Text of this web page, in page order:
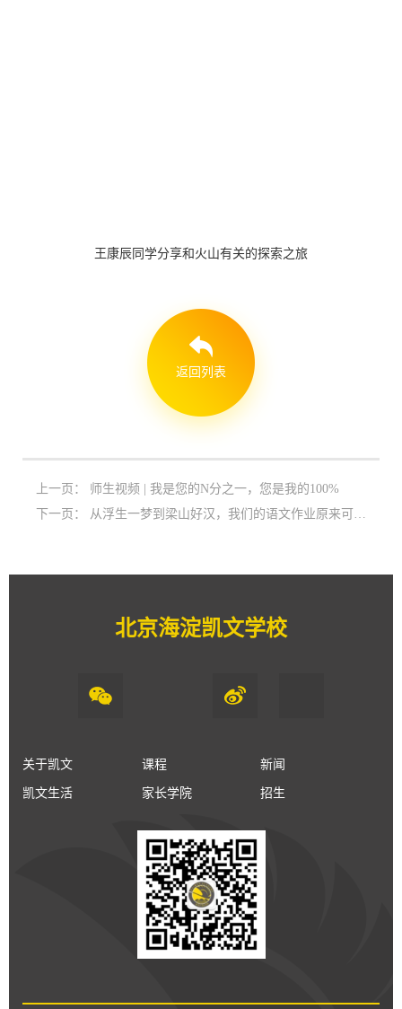
王康辰同学分享和火山有关的探索之旅
返回列表
上一页： 师生视频 | 我是您的N分之一，您是我的100%
下一页： 从浮生一梦到梁山好汉，我们的语文作业原来可以这么好玩
北京海淀凯文学校
关于凯文 课程 新闻
凯文生活 家长学院 招生